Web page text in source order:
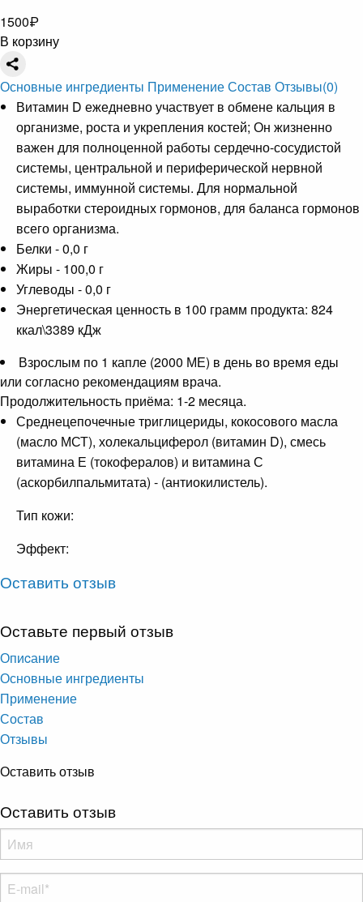
1500₽
В корзину
Основные ингредиенты ПрименениеСостав Отзывы(0)
Витамин D ежедневно участвует в обмене кальция в
организме, роста и укрепления костей; Он жизненно
важен для полноценной работы сердечно-сосудистой
системы, центральной и периферической нервной
системы, иммунной системы. Для нормальной
выработки стероидных гормонов, для баланса гормонов
всего организма.
Белки - 0,0 г
Жиры - 100,0 г
Углеводы - 0,0 г
Энергетическая ценность в 100 грамм продукта: 824
ккал\3389 кДж
Взрослым по 1 капле (2000 МЕ) в день во время еды
или согласно рекомендациям врача.
Продолжительность приёма: 1-2 месяца.
Среднецепочечные триглицериды, кокосового масла
(масло МСТ), холекальциферол (витамин D), смесь
витамина Е (токофералов) и витамина С
(аскорбилпальмитата) - (антиокилистель).
Тип кожи:
Эффект:
Оставить отзыв
Оставьте первый отзыв
Опиcание
Основные ингредиенты
Применение
Состав
Отзывы
Оставить отзыв
Оставить отзыв